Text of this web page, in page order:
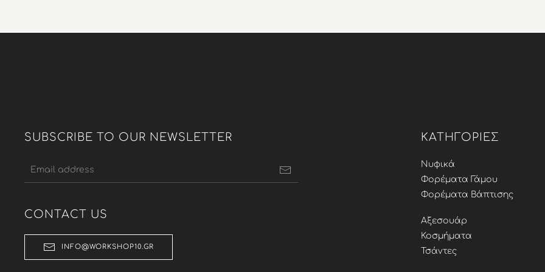
134,40 €.
SUBSCRIBE TO OUR NEWSLETTER
CONTACT US
INFO@WORKSHOP10.GR
ΚΑΤΗΓΟΡΊΕΣ
Νυφικά
Φορέματα Γάμου
Φορέματα Βάπτισης
Αξεσουάρ
Κοσμήματα
Τσάντες